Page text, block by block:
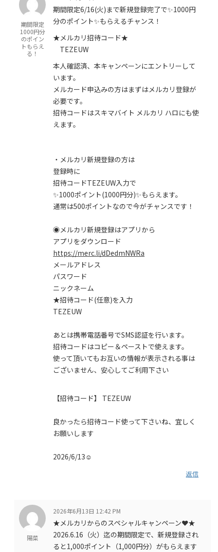
期間限定
1000円分
のポイン
トもらえ
る！
期間限定6/16(火)まで新規登録完了で✨1000円
分のポイント✨もらえるチャンス！
★メルカリ招待コード★
TEZEUW
本人確認済、本キャンペーンにエントリーして
います。
メルカード申込みの方はまずはメルカリ登録が
必要です。
招待コードはスキマバイト メルカリ ハロにも使
えます。
・メルカリ新規登録の方は
登録時に
招待コードTEZEUW入力で
✨1000ポイント(1000円分)✨もらえます。
通常は500ポイントなので今がチャンスです！
◉メルカリ新規登録はアプリから
アプリをダウンロード
https://merc.li/dDedmNWRa
メールアドレス
パスワード
ニックネーム
★招待コード(任意)を入力
TEZEUW
あとは携帯電話番号でSMS認証を行います。
招待コードはコピー＆ペーストで使えます。
使って頂いてもお互いの情報が表示される事は
ございません、安心してご利用下さい
【招待コード】 TEZEUW
良かったら招待コード使って下さいね、宜しく
お願いします
2026/6/13☺️
返信
陽菜
2026年6月13日 12:42 PM
★メルカリからのスペシャルキャンペーン❤️★
2026.6.16（火）迄の期間限定で、新規登録され
ると1,000ポイント（1,000円分）がもらえます